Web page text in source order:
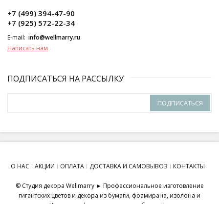
+7 (499) 394-47-90
+7 (925) 572-22-34
E-mail: info@wellmarry.ru
Написать нам
ПОДПИСАТЬСЯ НА РАССЫЛКУ
ПОДПИСАТЬСЯ
О НАС АКЦИИ ОПЛАТА ДОСТАВКА И САМОВЫВОЗ КОНТАКТЫ
© Студия декора Wellmarry ► Профессиональное изготовление
гигантских цветов и декора из бумаги, фоамирана, изолона и